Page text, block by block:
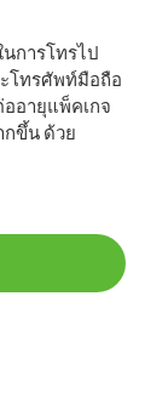
การโทรไป
โทรศัพท์มือถือ
อายุแพ็คเกจ
ขึ้น ด้วย